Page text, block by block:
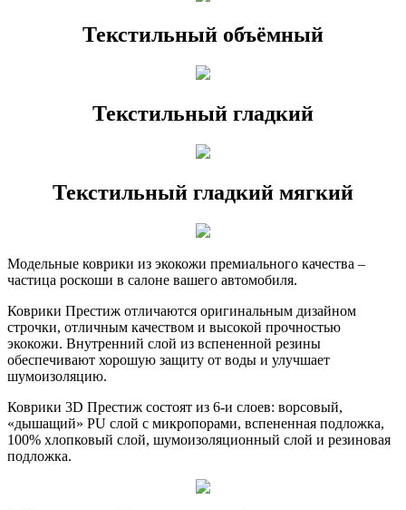
Текстильный объёмный
Текстильный гладкий
Текстильный гладкий мягкий
Модельные коврики из экокожи премиального качества –
частица роскоши в салоне вашего автомобиля.
Коврики Престиж отличаются оригинальным дизайном
строчки, отличным качеством и высокой прочностью
экокожи. Внутренний слой из вспененной резины
обеспечивают хорошую защиту от воды и улучшает
шумоизоляцию.
Коврики 3D Престиж состоят из 6-и слоев: ворсовый,
«дышащий» PU слой с микропорами, вспененная подложка,
100% хлопковый слой, шумоизоляционный слой и резиновая
подложка.